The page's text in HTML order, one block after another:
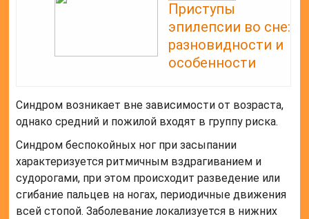
Приступы
эпилепсии во сне:
разновидности и
особенности
Синдром возникает вне зависимости от возраста,
однако средний и пожилой входят в группу риска.
Синдром беспокойных ног при засыпании
характеризуется ритмичным вздрагиванием и
судорогами, при этом происходит разведение или
сгибание пальцев на ногах, периодичные движения
всей стопой. Заболевание локализуется в нижних